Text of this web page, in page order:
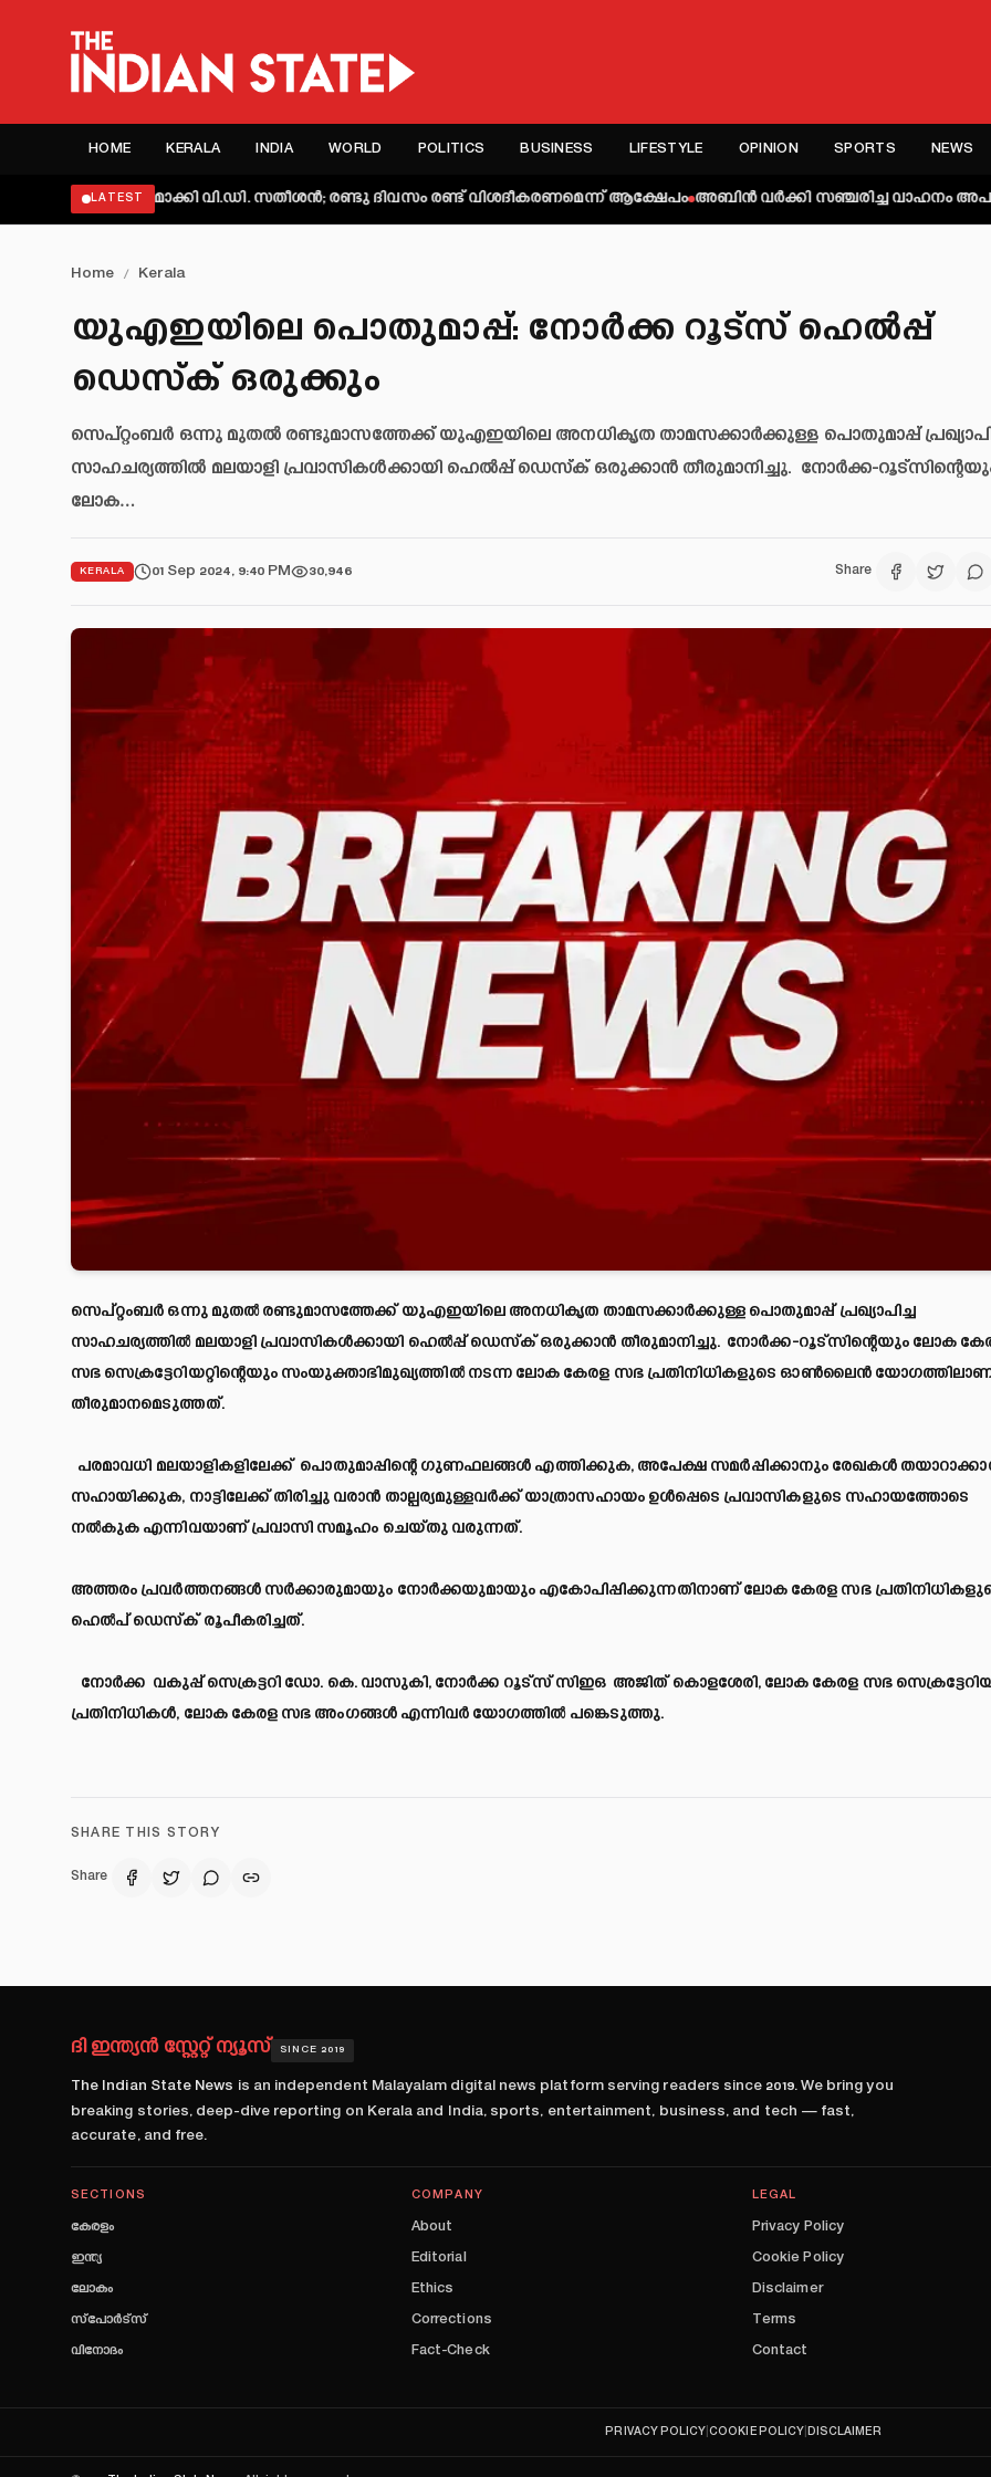
HOME KERALA INDIA WORLD POLITICS BUSINESS LIFESTYLE OPINION SPORTS NEWS
LATEST
വ്യക്തമാക്കി വി.ഡി. സതീശൻ; രണ്ടു ദിവസം രണ്ട് വിശദീകരണമെന്ന് ആക്ഷേപം അബിന്‍ വര്‍ക്കി സഞ്ചരിച്ച വാഹനം
Home / Kerala
യുഎഇയിലെ പൊതുമാപ്പ്: നോർക്ക റൂട്‌സ് ഹെൽപ്പ്
ഡെസ്‌ക് ഒരുക്കും
സെപ്റ്റംബർ ഒന്നു മുതൽ രണ്ടുമാസത്തേക്ക് യുഎഇയിലെ അനധികൃത താമസക്കാർക്കുള്ള പൊതുമാപ്പ്
സാഹചര്യത്തിൽ മലയാളി പ്രവാസികൾക്കായി ഹെൽപ്പ് ഡെസ്‌ക് ഒരുക്കാൻ തീരുമാനിച്ചു. നോർക്ക-
ലോക…
KERALA 01 Sep 2024, 9:40 PM 30,946 Share
സെപ്റ്റംബർ ഒന്നു മുതൽ രണ്ടുമാസത്തേക്ക് യുഎഇയിലെ അനധികൃത താമസക്കാർക്കുള്ള പൊതുമാപ്പ് പ്രഖ്യാപിച്ച
സാഹചര്യത്തിൽ മലയാളി പ്രവാസികൾക്കായി ഹെൽപ്പ് ഡെസ്‌ക് ഒരുക്കാൻ തീരുമാനിച്ചു. നോർക്ക-റൂട്‌സിന്റെയും ലോക
സഭ സെക്രട്ടേറിയറ്റിന്റെയും സംയുക്താഭിമുഖ്യത്തിൽ നടന്ന ലോക കേരള സഭ പ്രതിനിധികളുടെ ഓൺലൈൻ
തീരുമാനമെടുത്തത്.
പരമാവധി മലയാളികളിലേക്ക് പൊതുമാപ്പിന്റെ ഗുണഫലങ്ങൾ എത്തിക്കുക, അപേക്ഷ സമർപ്പിക്കാനും രേഖകൾ
സഹായിക്കുക, നാട്ടിലേക്ക് തിരിച്ചു വരാൻ താല്പര്യമുള്ളവർക്ക് യാത്രാസഹായം ഉൾപ്പെടെ പ്രവാസികളുടെ സഹായത്തോടെ
നൽകുക എന്നിവയാണ് പ്രവാസി സമൂഹം ചെയ്തു വരുന്നത്.
അത്തരം പ്രവർത്തനങ്ങൾ സർക്കാരുമായും നോർക്കയുമായും എകോപിപ്പിക്കുന്നതിനാണ് ലോക കേരള സഭ
ഹെൽപ് ഡെസ്‌ക് രൂപീകരിച്ചത്.
നോർക്ക വകുപ്പ്‌ സെക്രട്ടറി ഡോ. കെ. വാസുകി, നോർക്ക റൂട്‌സ് സിഇഒ അജിത് കൊളശേരി, ലോക കേരള സഭ
പ്രതിനിധികൾ, ലോക കേരള സഭ അംഗങ്ങൾ എന്നിവർ യോഗത്തിൽ പങ്കെടുത്തു.
SHARE THIS STORY
Share
ദി ഇന്ത്യൻ സ്റ്റേറ്റ് ന്യൂസ് SINCE 2019
The Indian State News is an independent Malayalam digital news platform serving readers since 2019. We bring you
breaking stories, deep-dive reporting on Kerala and India, sports, entertainment, business, and tech — fast,
accurate, and free.
SECTIONS
കേരളം
ഇന്ത്യ
ലോകം
സ്പോർട്സ്
വിനോദം
COMPANY
About
Editorial
Ethics
Corrections
Fact-Check
LEGAL
Privacy Policy
Cookie Policy
Disclaimer
Terms
Contact
PRIVACY POLICY |COOKIE POLICY |DISCLAIMER